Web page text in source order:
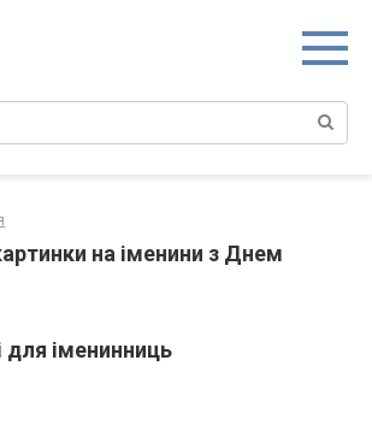
на іменини з Днем
для іменинниць